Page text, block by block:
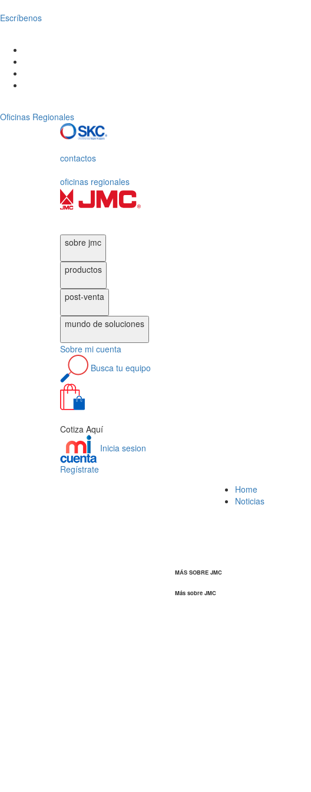
Escríbenos
Oficinas Regionales
contactos
oficinas regionales
sobre jmc
productos
post-venta
mundo de soluciones
Sobre mi cuenta
Busca tu equipo
Cotiza Aquí
Inicia sesion
Regístrate
Home
Noticias
MÁS SOBRE JMC
Más sobre JMC